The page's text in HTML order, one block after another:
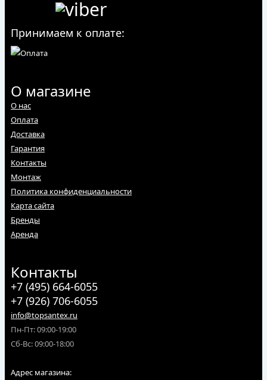
Принимаем к оплате:
О магазине
О нас
Оплата
Доставка
Гарантия
Контакты
Монтаж
Политика конфиденциальности
Карта сайта
Бренды
Аренда
Контакты
+7 (495) 664-6055
+7 (926) 706-6055
info@topsantex.ru
Пн-Пт: 09:00-19:00
Сб-Вс: 09:00-18:00
Адрес магазина: